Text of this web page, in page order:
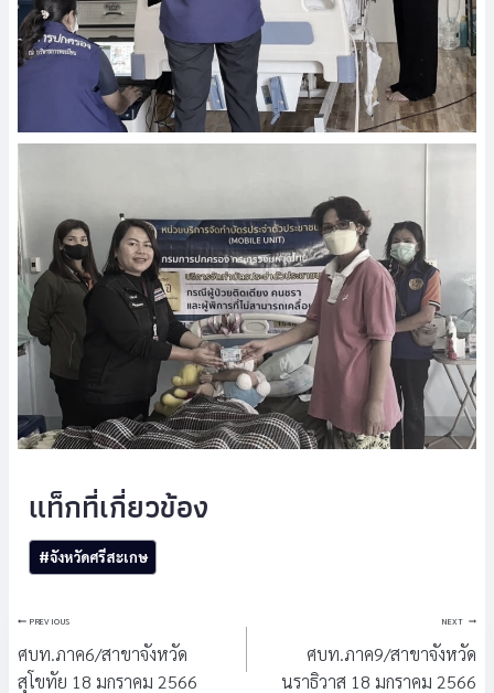
Post
Tags:
#จังหวัดศรีสะเกษ
แนะแนว
PREVIOUS
ศบท.ภาค6/สาขาจังหวัด
สุโขทัย 18 มกราคม 2566
NEXT
ศบท.ภาค9/สาขาจังหวัด
นราธิวาส 18 มกราคม 2566